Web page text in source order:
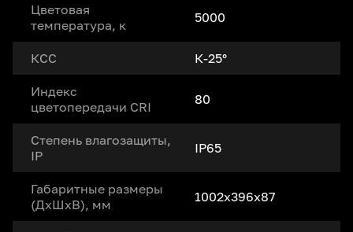
Цветовая
температура, к
5000
КСС К-25°
Индекс
цветопередачи CRI
80
Степень влагозащиты,
IP
IP65
Габаритные размеры
(ДxШxВ), мм
1002x396x87